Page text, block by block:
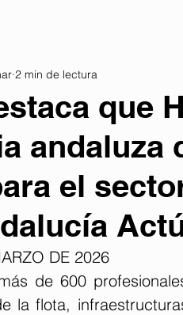
que
andaluza
el
2 min de lectura
DE 2026
de 600
la flota,